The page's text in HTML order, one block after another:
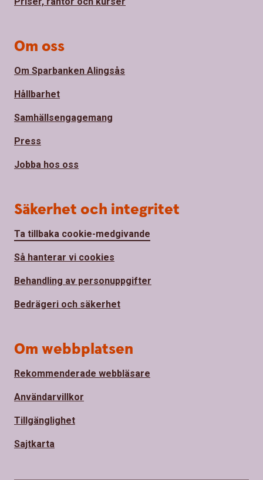
Om oss
Om Sparbanken Alingsås
Hållbarhet
Samhällsengagemang
Press
Jobba hos oss
Säkerhet och integritet
Ta tillbaka cookie-medgivande
Så hanterar vi cookies
Behandling av personuppgifter
Bedrägeri och säkerhet
Om webbplatsen
Rekommenderade webbläsare
Användarvillkor
Tillgänglighet
Sajtkarta